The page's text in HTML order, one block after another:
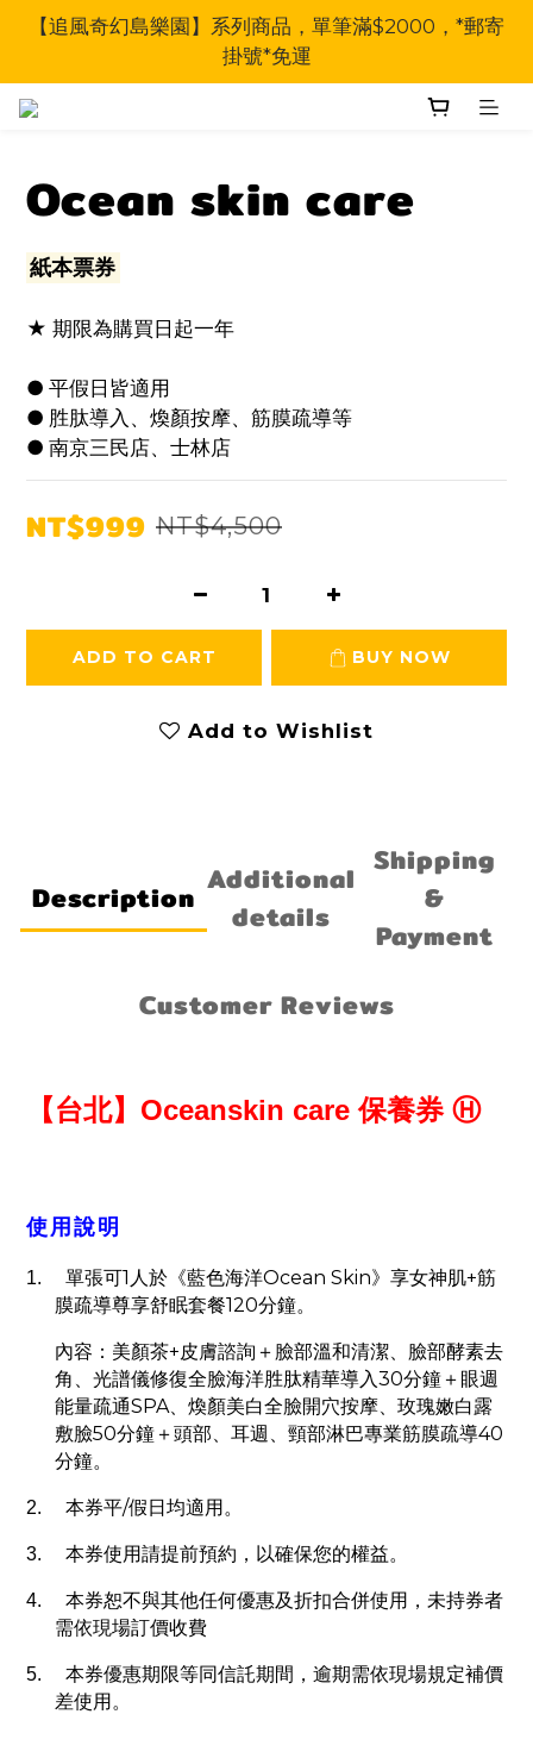
【追風奇幻島樂園】系列商品，單筆滿$2000，*郵寄
掛號*免運
Ocean skin care
紙本票券
★ 期限為購買日起一年
● 平假日皆適用
● 胜肽導入、煥顏按摩、筋膜疏導等
● 南京三民店、士林店
NT$999 NT$4,500
ADD TO CART BUY NOW
Add to Wishlist
Description Additional
details
Shipping
&
Payment
Customer Reviews
【台北】 Oceanskin care保養券Ⓗ
使用說明
1. 單張可1 人於《藍色海洋Ocean Skin》享女神肌+筋
膜疏導尊享舒眠套餐120分鐘。
內容：美顏茶+皮膚諮詢＋臉部溫和清潔、臉部酵素去
角、光譜儀修復全臉海洋胜肽精華導入30分鐘＋眼週
能量疏通SPA 、煥顏美白全臉開穴按摩、玫瑰嫩白露
敷臉50分鐘＋頭部、耳週、頸部淋巴專業筋膜疏導40
分鐘。
2. 本券平/假日均適用。
3. 本券使用請提前預約，以確保您的權益。
4.
本券恕不與其他任何優惠及折扣合併使用，未持券者
需依現場訂價收費
5.
本券優惠期限等同信託期間，逾期需依現場規定補價
差使用。